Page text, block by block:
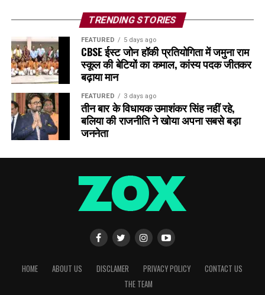
TRENDING STORIES
FEATURED 5 days ago
CBSE ईस्ट जोन हॉकी प्रतियोगिता में जमुना राम
स्कूल की बेटियों का कमाल, कांस्य पदक जीतकर
बढ़ाया मान
FEATURED 3 days ago
तीन बार के विधायक उमाशंकर सिंह नहीं रहे,
बलिया की राजनीति ने खोया अपना सबसे बड़ा
जननेता
HOME ABOUT US DISCLAMER PRIVACY POLICY
CONTACT US
THE TEAM